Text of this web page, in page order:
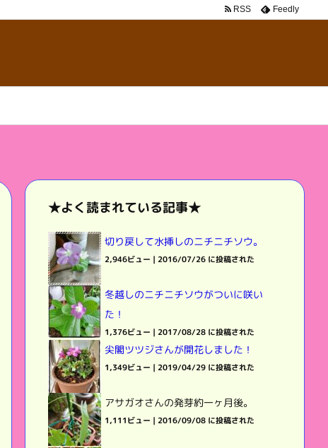
RSS Feedly
★よく読まれている記事★
切り戻して水挿しのニチニチソウ。
2,946ビュー | 2016/07/26 に投稿された
冬越しのニチニチソウがついに咲い
た！
1,376ビュー | 2017/08/28 に投稿された
尖閣ツツジさんが開花しました！
1,349ビュー | 2019/04/29 に投稿された
アサガオさんの発芽約一ヶ月後。
1,111ビュー | 2016/09/08 に投稿された